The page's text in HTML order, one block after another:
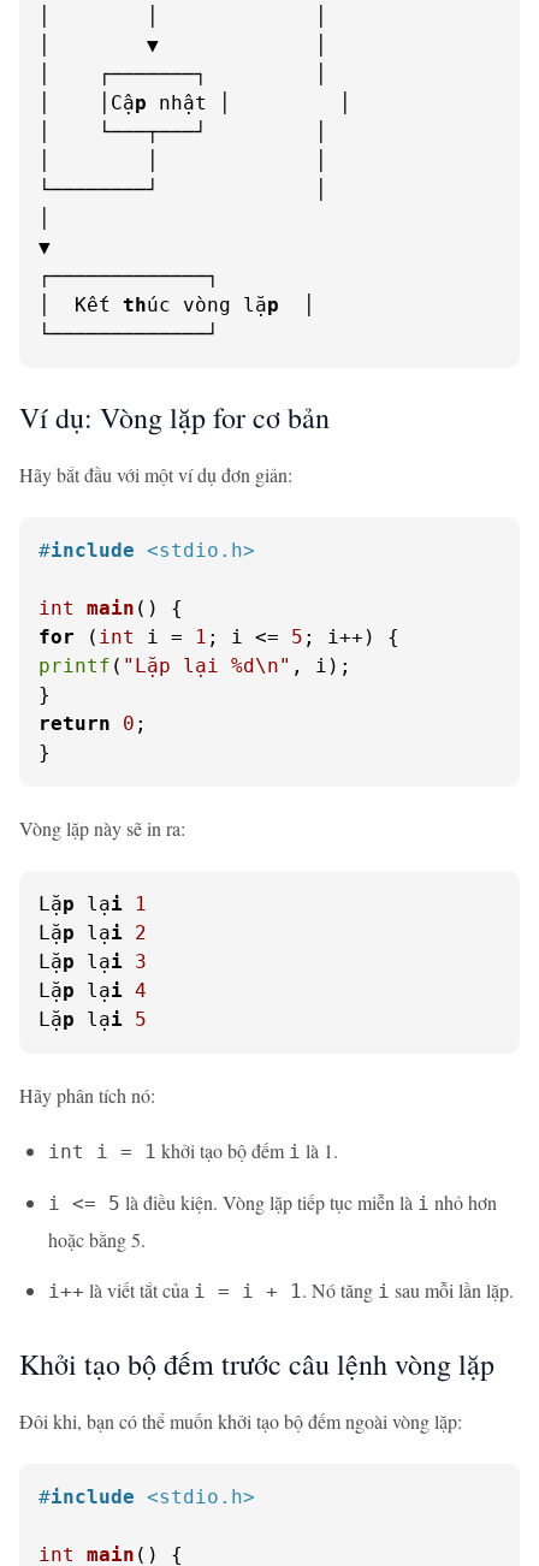
│        ▼             │
│    ┌───────┐         │
│    │Cập nhật │         │
│    └───┬───┘         │
└────────┘             │
▼
┌─────────────┐
│  Kết thúc vòng lặp
└─────────────┘
Ví dụ: Vòng lặp for cơ bản
Hãy bắt đầu với một ví dụ đơn giản:
#include <stdio.h>
int main ()
for ( int i = 1 ; i <= 5
printf ( "Lặp lại %d\n" , i);
return
0 ;
}
Vòng lặp này sẽ in ra:
Lặp lại
1
Lặp lại 2
Lặp lại 3
Lặp lại 4
Lặp lại 5
Hãy phân tích nó:
int i = 1 khởi tạo bộ đếm i là 1.
i <= 5 là điều kiện. Vòng lặp tiếp tục miễn là i nhỏ hơn
hoặc bằng 5.
i++ là viết tắt của i = i + 1. Nó tăng i sau mỗi lần lặp.
Khởi tạo bộ đếm trước câu lệnh vòng lặp
Đôi khi, bạn có thể muốn khởi tạo bộ đếm ngoài vòng lặp:
#include <stdio.h>
int main ()